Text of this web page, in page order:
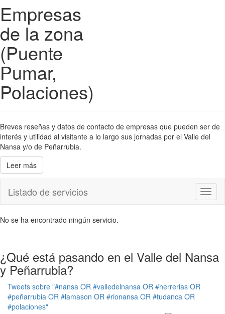
Empresas
de la zona
(Puente
Pumar,
Polaciones)
Breves reseñas y datos de contacto de empresas que pueden ser de
interés y utilidad al visitante a lo largo sus jornadas por el Valle del
Nansa y/o de Peñarrubia.
Leer más
Listado de servicios
No se ha encontrado ningún servicio.
¿Qué está pasando en el Valle del Nansa
y Peñarrubia?
Tweets sobre "#nansa OR #valledelnansa OR #herrerias OR
#peñarrubia OR #lamason OR #rionansa OR #tudanca OR
#polaciones"